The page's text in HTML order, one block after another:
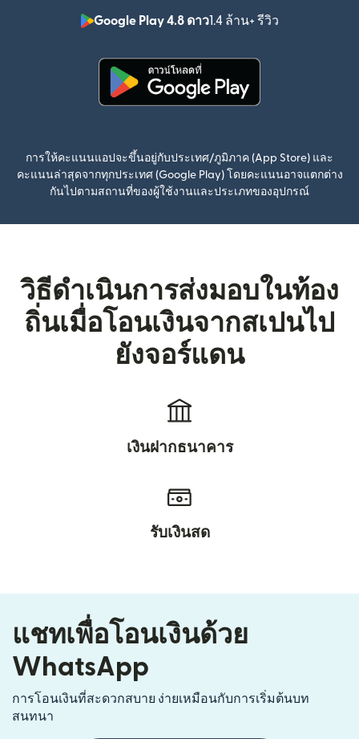
Google Play 4.8 ดาว1.4 ล้าน+ รีวิว
(เปิดในหน้าต่
การให้คะแนนแอปจะขึ้นอยู่กับประเทศ/ภูมิภาค (App Store) และ
คะแนนล่าสุดจากทุกประเทศ (Google Play) โดยคะแนนอาจแตกต่าง
กันไปตามสถานที่ของผู้ใช้งานและประเภทของอุปกรณ์
วิธีดำเนินการส่งมอบในท้อง
ถิ่นเมื่อโอนเงินจากสเปนไป
ยังจอร์แดน
เงินฝากธนาคาร
รับเงินสด
แชทเพื่อโอนเงินด้วย
WhatsApp
การโอนเงินที่สะดวกสบาย ง่ายเหมือนกับการเริ่มต้นบท
สนทนา